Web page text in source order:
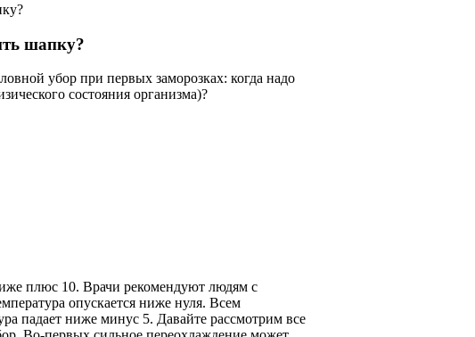
шапку?
убор при первых заморозках: когда надо
состояния организма)?
плюс 10. Врачи рекомендуют людям с
опускается ниже нуля. Всем
падает ниже минус 5. Давайте рассмотрим все